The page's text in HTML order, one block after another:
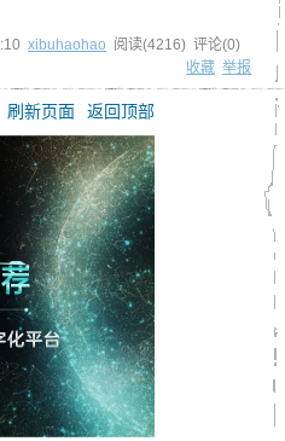
xibuhaohao 阅读(4216) 评论(0)
收藏 举报
刷新页面 返回顶部